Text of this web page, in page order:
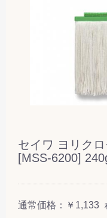
セイワ ヨリク
[MSS-6200]
通常価格： ￥1,133